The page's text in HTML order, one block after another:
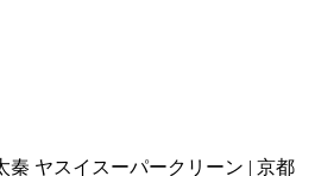
秦 ヤスイスーパークリーン | 京都